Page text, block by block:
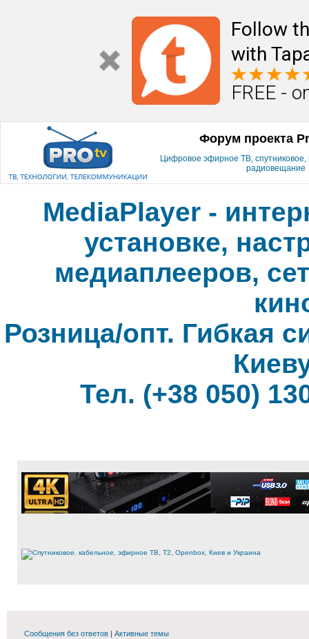
Follow
with
FREE -
Форум проекта
Цифровое эфирное ТВ, спутниковое,
радиовещание
MediaPlayer -
установке,
медиаплееров,
Розница/опт. Гибкая
Тел. (+38 050)
Сообщения без ответов | Активные темы